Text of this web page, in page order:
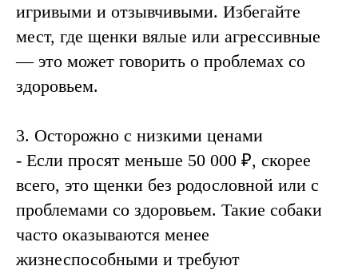
игривыми и отзывчивыми. Избегайте
мест, где щенки вялые или агрессивные
— это может говорить о проблемах со
здоровьем.
3. Осторожно с низкими ценами
- Если просят меньше 50 000 ₽, скорее
всего, это щенки без родословной или с
проблемами со здоровьем. Такие собаки
часто оказываются менее
жизнеспособными и требуют